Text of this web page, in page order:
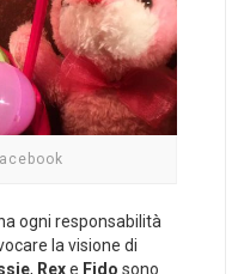
ogni responsabilità
la visione di
, Rexe Fido sono